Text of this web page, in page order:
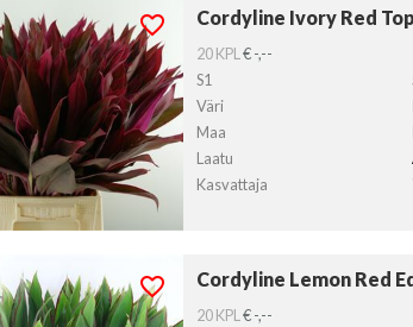
Cordyline Ivory Red Top
20 KPL€ -,--
S1
Väri
Maa
Laatu
Kasvattaja
Ivory Red Top
lähtöpäivää ei ole valittu.
Cordyline Lemon Red
20 KPL€ -,--
Lemon Red Edge Top
lähtöpäivää ei ole valittu.